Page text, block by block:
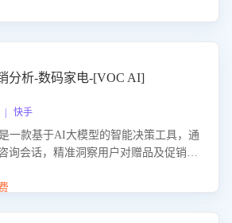
击等。系统自动输出可落地的挽回策
分析-数码家电-[VOC AI]
| 快手
一款基于AI大模型的智能决策工具，通
询会话，精准洞察用户对赠品及促销政
定个性化赠品组合策略，优化资源投放